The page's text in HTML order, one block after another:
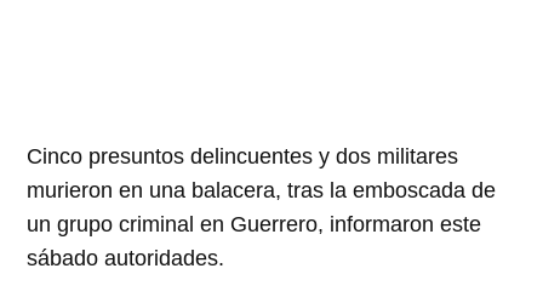
Cinco presuntos delincuentes y dos militares
murieron en una balacera, tras la emboscada de
un grupo criminal en Guerrero, informaron este
sábado autoridades.